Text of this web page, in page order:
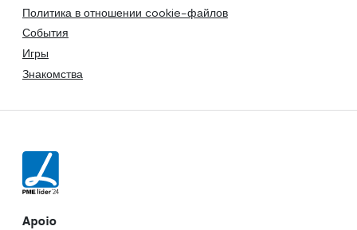
Политика в отношении cookie-файлов
События
Игры
Знакомства
Apoio